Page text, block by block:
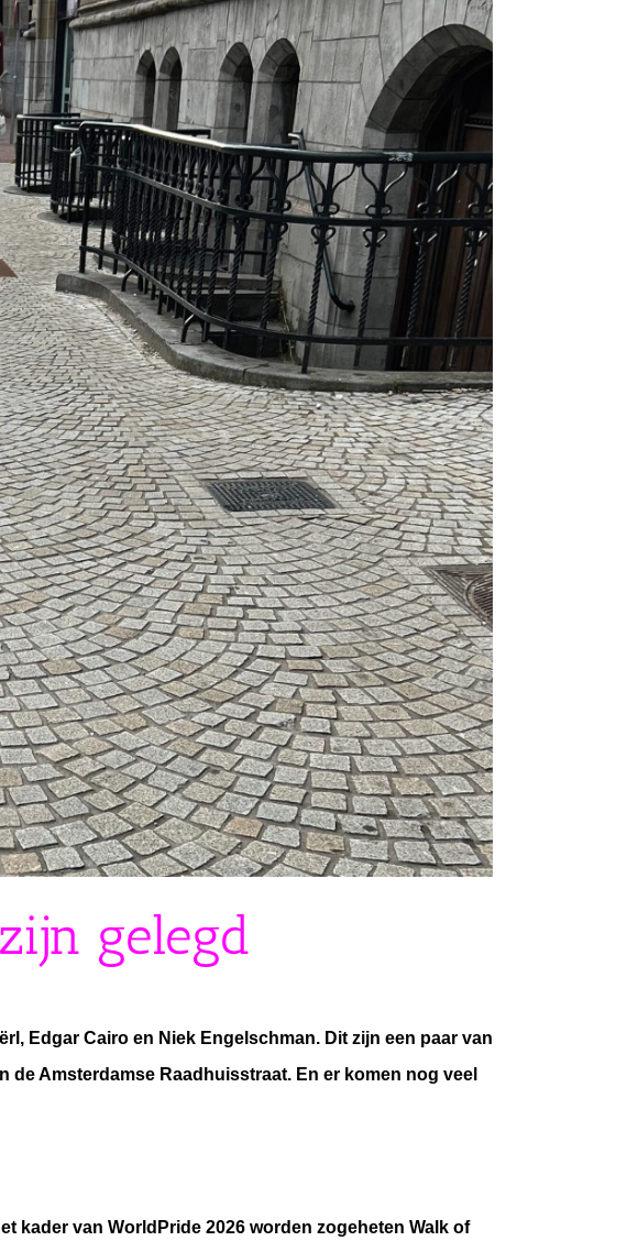
gelegd
Edgar Cairo en Niek Engelschman. Dit zijn een paar van
Amsterdamse Raadhuisstraat. En er komen nog veel
kader van WorldPride 2026 worden zogeheten Walk of